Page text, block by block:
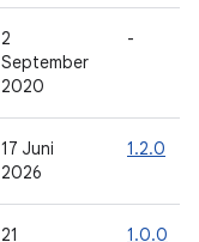
2
September
2020
-
17 Juni
2026
1.2.0
21
1.0.0